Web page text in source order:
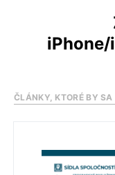
iPhone/
ČLÁNKY, KTORÉ BY